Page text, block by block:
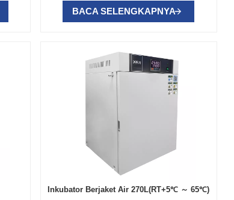
BACA SELENGKAPNYA
Inkubator Berjaket Air 270L(RT+5℃ ～ 65℃)